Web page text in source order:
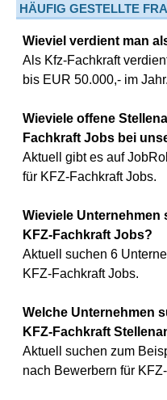
HÄUFIG GESTELLTE
Wieviel verdient man
Als Kfz-Fachkraft
bis EUR 50.000,- im Jahr.
Wieviele offene
Fachkraft Jobs bei
Aktuell gibt es auf
für KFZ-Fachkraft Jobs.
Wieviele
KFZ-Fachkraft Jobs?
Aktuell suchen 6
KFZ-Fachkraft Jobs.
Welche Unternehmen
KFZ-Fachkraft
Aktuell suchen zum
nach Bewerbern für